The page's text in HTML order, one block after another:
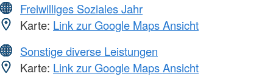
Freiwilliges Soziales Jahr
Karte: Link zur Google Maps Ansicht
Sonstige diverse Leistungen
Karte: Link zur Google Maps Ansicht